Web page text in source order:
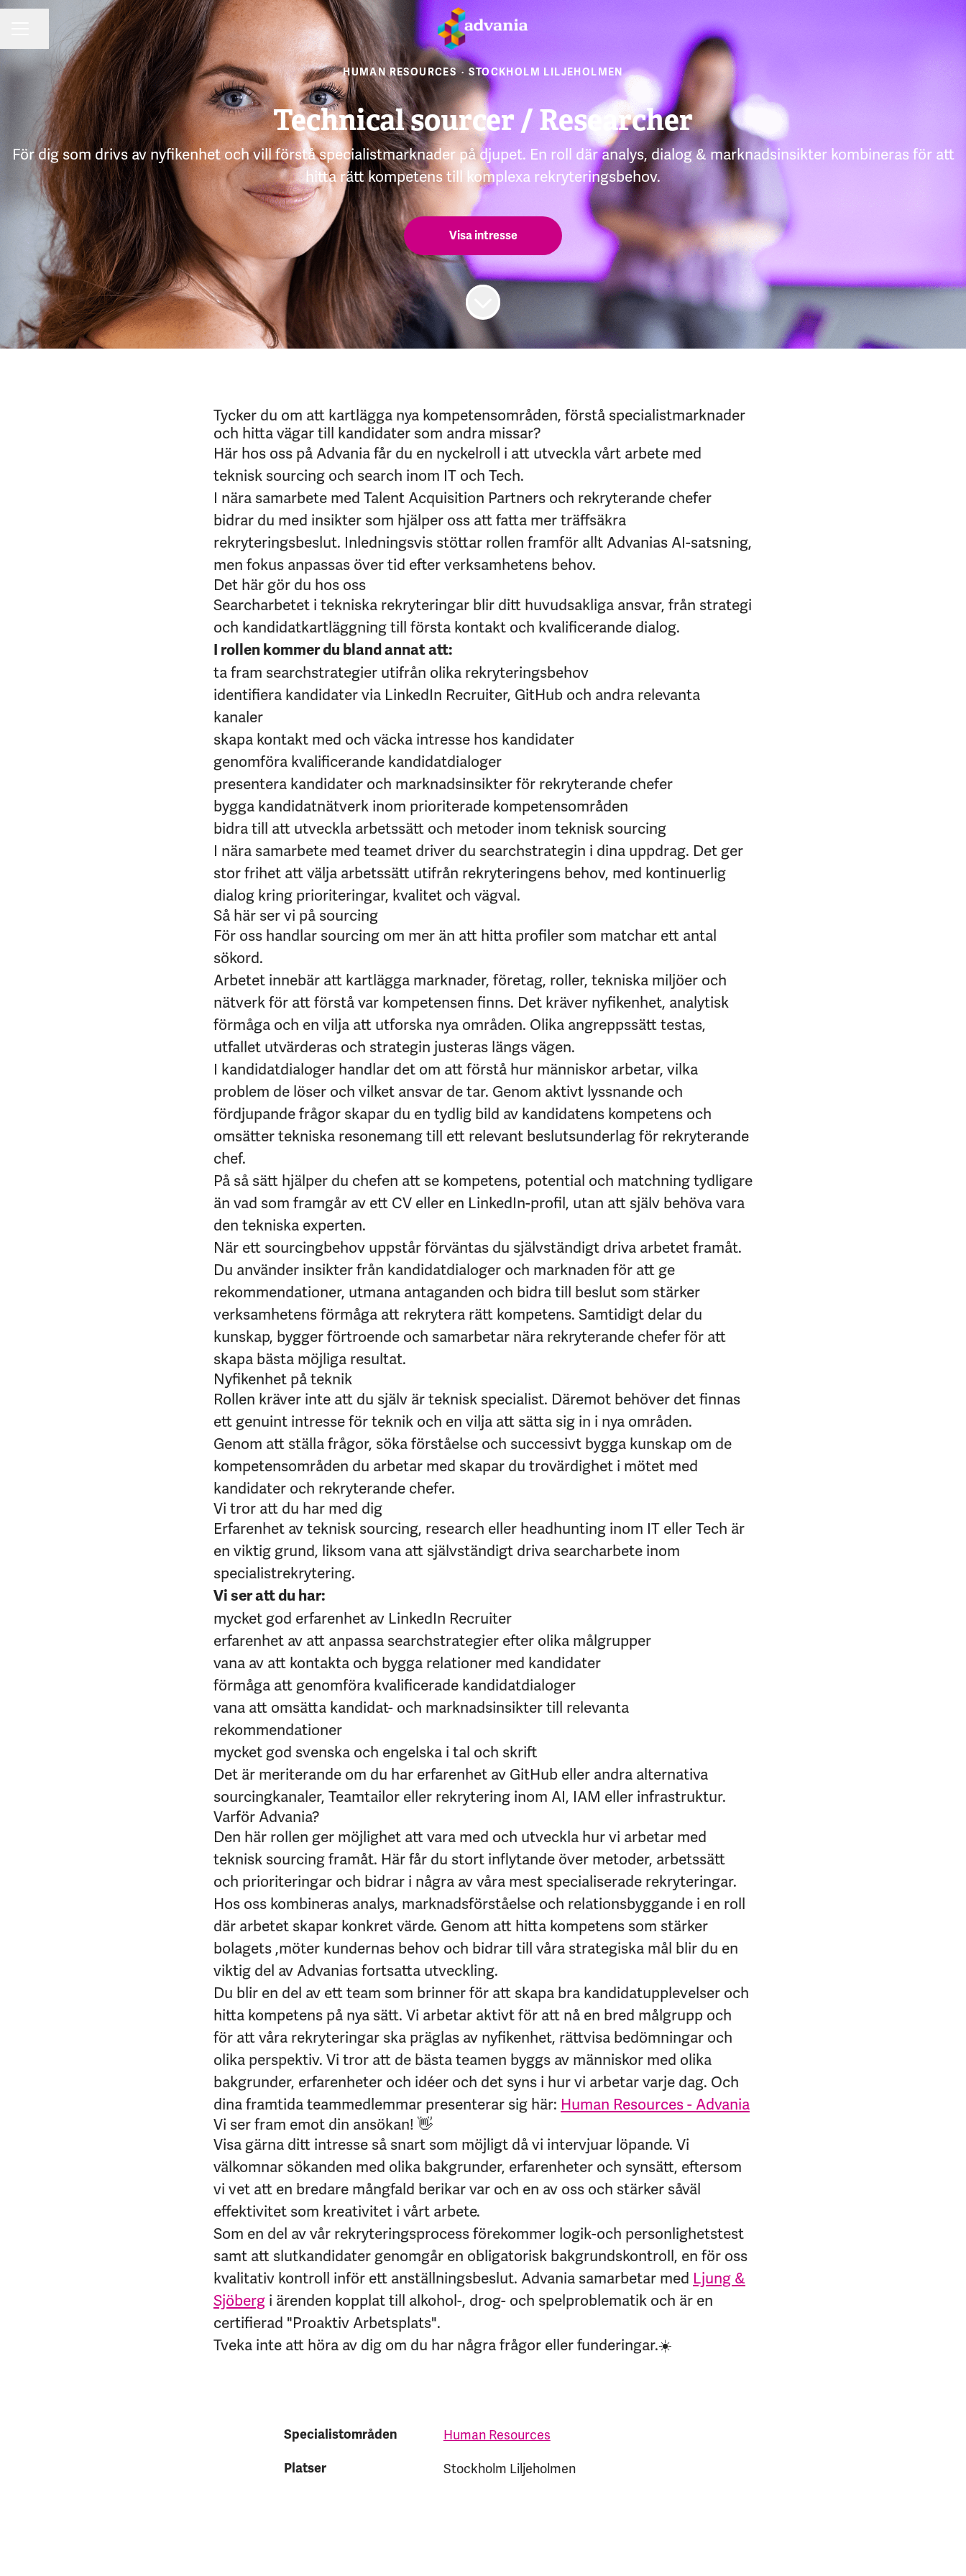
KARRIÄRMENY
Dela sidan
HUMAN RESOURCES · STOCKHOLM LILJEHOLMEN
Technical sourcer / Researcher
För dig som drivs av nyfikenhet och vill förstå specialistmarknader på djupet. En roll där analys, dialog & marknadsinsikter kombineras för att
hitta rätt kompetens till komplexa rekryteringsbehov.
Visa intresse
Tycker du om att kartlägga nya kompetensområden, förstå specialistmarknader
och hitta vägar till kandidater som andra missar?
Här hos oss på Advania får du en nyckelroll i att utveckla vårt arbete med
teknisk sourcing och search inom IT och Tech.
I nära samarbete med Talent Acquisition Partners och rekryterande chefer
bidrar du med insikter som hjälper oss att fatta mer träffsäkra
rekryteringsbeslut. Inledningsvis stöttar rollen framför allt Advanias AI-satsning,
men fokus anpassas över tid efter verksamhetens behov.
Det här gör du hos oss
Searcharbetet i tekniska rekryteringar blir ditt huvudsakliga ansvar, från strategi
och kandidatkartläggning till första kontakt och kvalificerande dialog.
I rollen kommer du bland annat att:
ta fram searchstrategier utifrån olika rekryteringsbehov
identifiera kandidater via LinkedIn Recruiter, GitHub och andra relevanta
kanaler
skapa kontakt med och väcka intresse hos kandidater
genomföra kvalificerande kandidatdialoger
presentera kandidater och marknadsinsikter för rekryterande chefer
bygga kandidatnätverk inom prioriterade kompetensområden
bidra till att utveckla arbetssätt och metoder inom teknisk sourcing
I nära samarbete med teamet driver du searchstrategin i dina uppdrag. Det ger
stor frihet att välja arbetssätt utifrån rekryteringens behov, med kontinuerlig
dialog kring prioriteringar, kvalitet och vägval.
Så här ser vi på sourcing
För oss handlar sourcing om mer än att hitta profiler som matchar ett antal
sökord.
Arbetet innebär att kartlägga marknader, företag, roller, tekniska miljöer och
nätverk för att förstå var kompetensen finns. Det kräver nyfikenhet, analytisk
förmåga och en vilja att utforska nya områden. Olika angreppssätt testas,
utfallet utvärderas och strategin justeras längs vägen.
I kandidatdialoger handlar det om att förstå hur människor arbetar, vilka
problem de löser och vilket ansvar de tar. Genom aktivt lyssnande och
fördjupande frågor skapar du en tydlig bild av kandidatens kompetens och
omsätter tekniska resonemang till ett relevant beslutsunderlag för rekryterande
chef.
På så sätt hjälper du chefen att se kompetens, potential och matchning tydligare
än vad som framgår av ett CV eller en LinkedIn-profil, utan att själv behöva vara
den tekniska experten.
När ett sourcingbehov uppstår förväntas du självständigt driva arbetet framåt.
Du använder insikter från kandidatdialoger och marknaden för att ge
rekommendationer, utmana antaganden och bidra till beslut som stärker
verksamhetens förmåga att rekrytera rätt kompetens. Samtidigt delar du
kunskap, bygger förtroende och samarbetar nära rekryterande chefer för att
skapa bästa möjliga resultat.
Nyfikenhet på teknik
Rollen kräver inte att du själv är teknisk specialist. Däremot behöver det finnas
ett genuint intresse för teknik och en vilja att sätta sig in i nya områden.
Genom att ställa frågor, söka förståelse och successivt bygga kunskap om de
kompetensområden du arbetar med skapar du trovärdighet i mötet med
kandidater och rekryterande chefer.
Vi tror att du har med dig
Erfarenhet av teknisk sourcing, research eller headhunting inom IT eller Tech är
en viktig grund, liksom vana att självständigt driva searcharbete inom
specialistrekrytering.
Vi ser att du har:
mycket god erfarenhet av LinkedIn Recruiter
erfarenhet av att anpassa searchstrategier efter olika målgrupper
vana av att kontakta och bygga relationer med kandidater
förmåga att genomföra kvalificerade kandidatdialoger
vana att omsätta kandidat- och marknadsinsikter till relevanta
rekommendationer
mycket god svenska och engelska i tal och skrift
Det är meriterande om du har erfarenhet av GitHub eller andra alternativa
sourcingkanaler, Teamtailor eller rekrytering inom AI, IAM eller infrastruktur.
Varför Advania?
Den här rollen ger möjlighet att vara med och utveckla hur vi arbetar med
teknisk sourcing framåt. Här får du stort inflytande över metoder, arbetssätt
och prioriteringar och bidrar i några av våra mest specialiserade rekryteringar.
Hos oss kombineras analys, marknadsförståelse och relationsbyggande i en roll
där arbetet skapar konkret värde. Genom att hitta kompetens som stärker
bolagets ,möter kundernas behov och bidrar till våra strategiska mål blir du en
viktig del av Advanias fortsatta utveckling.
Du blir en del av ett team som brinner för att skapa bra kandidatupplevelser och
hitta kompetens på nya sätt. Vi arbetar aktivt för att nå en bred målgrupp och
för att våra rekryteringar ska präglas av nyfikenhet, rättvisa bedömningar och
olika perspektiv. Vi tror att de bästa teamen byggs av människor med olika
bakgrunder, erfarenheter och idéer och det syns i hur vi arbetar varje dag. Och
dina framtida teammedlemmar presenterar sig här: Human Resources - Advania
Vi ser fram emot din ansökan! 👋
Visa gärna ditt intresse så snart som möjligt då vi intervjuar löpande. Vi
välkomnar sökanden med olika bakgrunder, erfarenheter och synsätt, eftersom
vi vet att en bredare mångfald berikar var och en av oss och stärker såväl
effektivitet som kreativitet i vårt arbete.
Som en del av vår rekryteringsprocess förekommer logik-och personlighetstest
samt att slutkandidater genomgår en obligatorisk bakgrundskontroll, en för oss
kvalitativ kontroll inför ett anställningsbeslut. Advania samarbetar med Ljung &
Sjöberg i ärenden kopplat till alkohol-, drog- och spelproblematik och är en
certifierad "Proaktiv Arbetsplats".
Tveka inte att höra av dig om du har några frågor eller funderingar.☀️
Specialistområden Human Resources
Platser Stockholm Liljeholmen